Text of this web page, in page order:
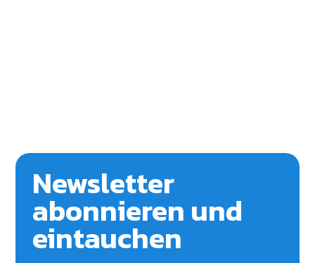
Newsletter
abonnieren und
eintauchen